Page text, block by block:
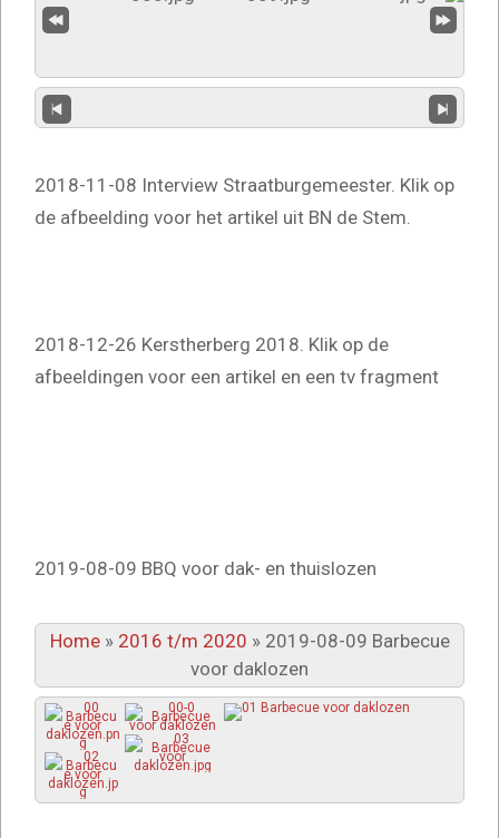
2018-11-08 Interview Straatburgemeester. Klik op
de afbeelding voor het artikel uit BN de Stem.
2018-12-26 Kerstherberg 2018. Klik op de
afbeeldingen voor een artikel en een tv fragment
2019-08-09 BBQ voor dak- en thuislozen
Home» 2016 t/m 2020 » 2019-08-09 Barbecue
voor daklozen